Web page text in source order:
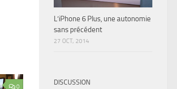
0
L’iPhone 6 Plus, une autonomie
sans précédent
27 OCT, 2014
DISCUSSION